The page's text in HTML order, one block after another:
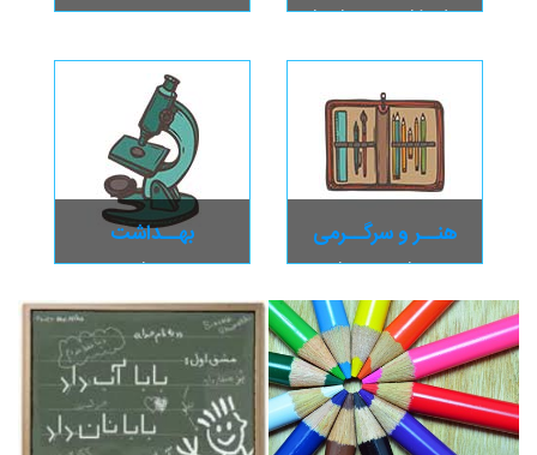
زمین، زیست، شـیمی،
علوم کامپیـوتر، ریاضیـات،
بهــداشت
مشــاوره و
هنــر و سرگــرمی
تئاتر و سینمـا ،